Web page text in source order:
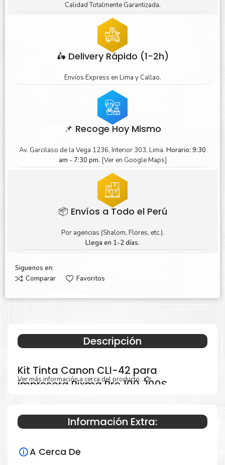
Calidad Totalmente Garantizada.
🛵 Delivery Rápido (1-2h)
Envíos Express en Lima y Callao.
📌 Recoge Hoy Mismo
Av. Garcilaso de la Vega 1236, Interior 303, Lima. Horario: 9:30
am - 7:30 pm. [Ver en Google Maps]
📦 Envíos a Todo el Perú
Por agencias (Shalom, Flores, etc.).
Llega en 1-2 días.
Siguenos en:
Comparar
Favoritos
Descripción
Kit Tinta Canon CLI-42 para
impresora Pixma Pro 100, 100S
Especificaciones Técnicas
Para impresoras:
Ver más información a cerca del producto...
Información Extra:
A Cerca De